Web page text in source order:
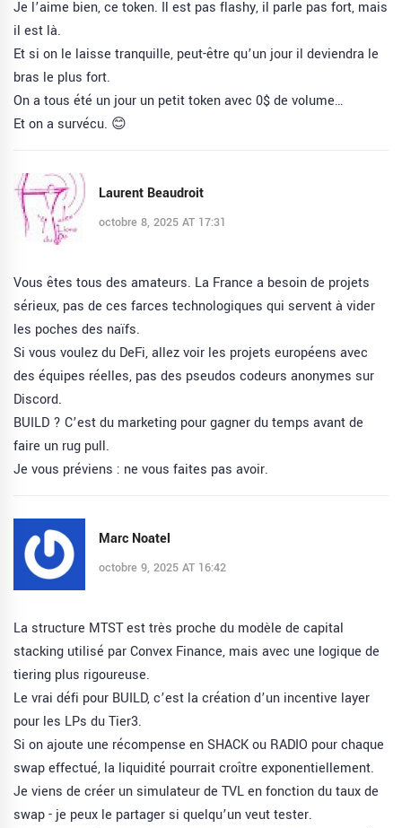
Je l’aime bien, ce token. Il est pas flashy, il parle pas fort, mais
il est là.
Et si on le laisse tranquille, peut-être qu’un jour il deviendra le
bras le plus fort.
On a tous été un jour un petit token avec 0$ de volume…
Et on a survécu. 😊
Laurent Beaudroit
octobre 8, 2025 AT 17:31
Vous êtes tous des amateurs. La France a besoin de projets
sérieux, pas de ces farces technologiques qui servent à vider
les poches des naïfs.
Si vous voulez du DeFi, allez voir les projets européens avec
des équipes réelles, pas des pseudos codeurs anonymes sur
Discord.
BUILD ? C’est du marketing pour gagner du temps avant de
faire un rug pull.
Je vous préviens : ne vous faites pas avoir.
Marc Noatel
octobre 9, 2025 AT 16:42
La structure MTST est très proche du modèle de capital
stacking utilisé par Convex Finance, mais avec une logique de
tiering plus rigoureuse.
Le vrai défi pour BUILD, c’est la création d’un incentive layer
pour les LPs du Tier3.
Si on ajoute une récompense en SHACK ou RADIO pour chaque
swap effectué, la liquidité pourrait croître exponentiellement.
Je viens de créer un simulateur de TVL en fonction du taux de
swap - je peux le partager si quelqu’un veut tester.